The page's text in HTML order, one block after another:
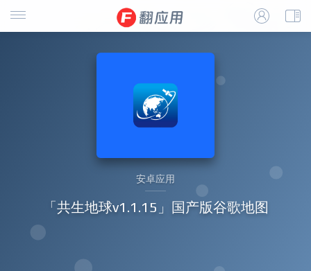
安卓应用
「共生地球v1.1.15」国产版谷歌地图